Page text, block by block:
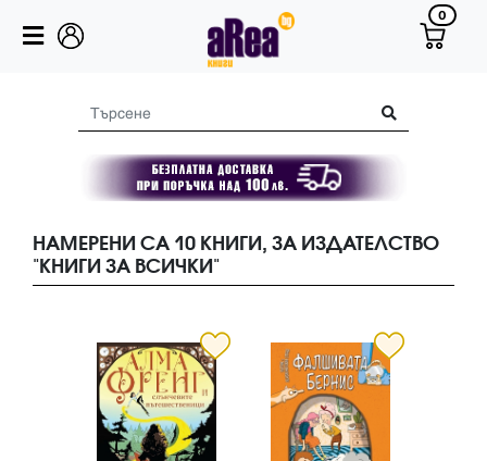
0
НАМЕРЕНИ СА 10 КНИГИ, ЗА ИЗДАТЕЛСТВО
"КНИГИ ЗА ВСИЧКИ"